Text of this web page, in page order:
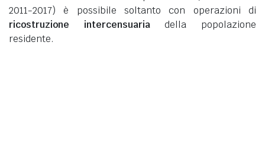
2011-2017) è possibile soltanto con operazioni di
ricostruzione intercensuariadella popolazione
residente.